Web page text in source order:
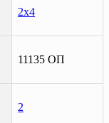
2х4
11135 ОП
2